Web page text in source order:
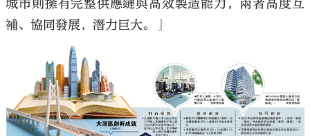
城市則擁有完整供應鏈與高效製造能力，兩者高度互
補、協同發展，潛力巨大。」